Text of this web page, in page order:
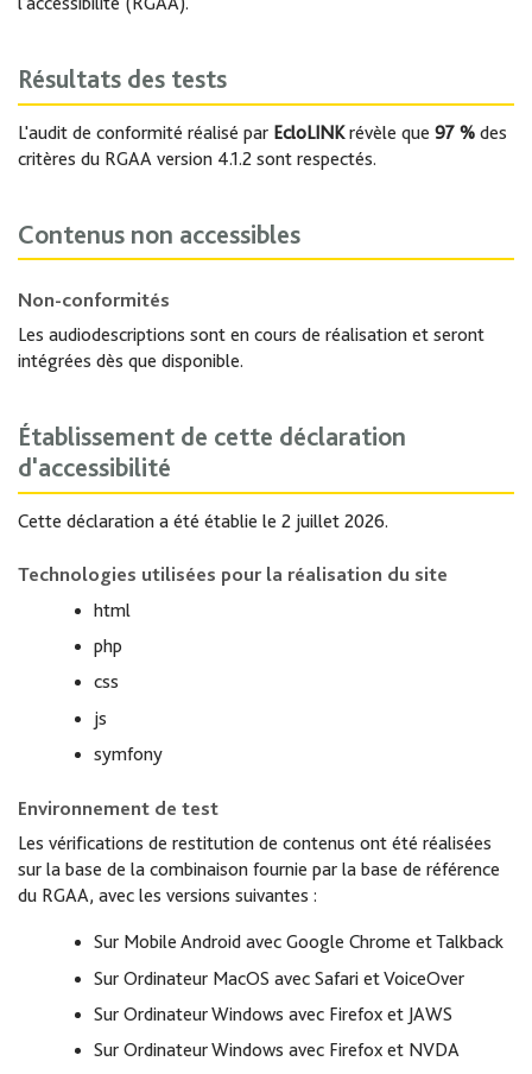
Résultats des tests
L'audit de conformité réalisé par EcloLINKrévèle que 97 % des
critères du RGAA version 4.1.2 sont respectés.
Contenus non accessibles
Non-conformités
Les audiodescriptions sont en cours de réalisation et seront
intégrées dès que disponible.
Établissement de cette déclaration
d'accessibilité
Cette déclaration a été établie le 2 juillet 2026.
Technologies utilisées pour la réalisation du site
html
php
css
js
symfony
Environnement de test
Les vérifications de restitution de contenus ont été réalisées
sur la base de la combinaison fournie par la base de référence
du RGAA, avec les versions suivantes :
Sur Mobile Android avec Google Chrome et Talkback
Sur Ordinateur MacOS avec Safari et VoiceOver
Sur Ordinateur Windows avec Firefox et JAWS
Sur Ordinateur Windows avec Firefox et NVDA